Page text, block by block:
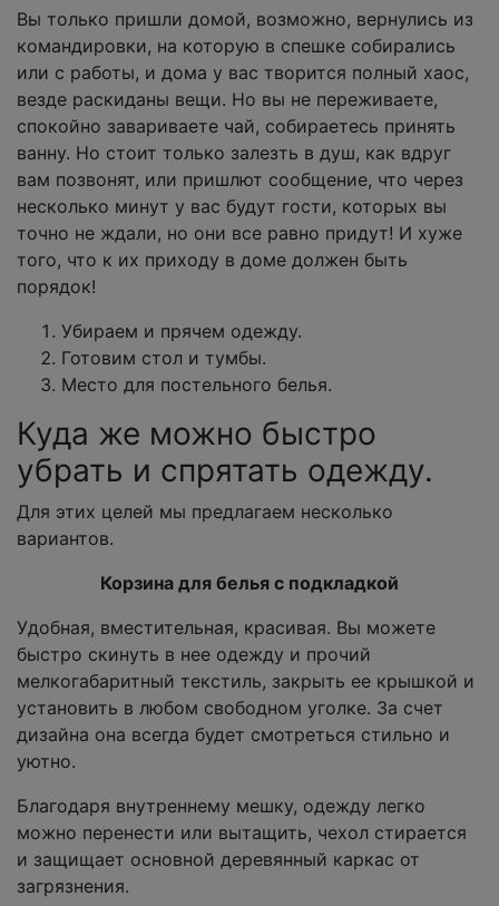
Вы только пришли домой, возможно, вернулись из
командировки, на которую в спешке собирались
или с работы, и дома у вас творится полный хаос,
везде раскиданы вещи. Но вы не переживаете,
спокойно завариваете чай, собираетесь принять
ванну. Но стоит только залезть в душ, как вдруг
вам позвонят, или пришлют сообщение, что через
несколько минут у вас будут гости, которых вы
точно не ждали, но они все равно придут! И хуже
того, что к их приходу в доме должен быть
порядок!
Убираем и прячем одежду.
Готовим стол и тумбы.
Место для постельного белья.
Куда же можно быстро
убрать и спрятать одежду.
Для этих целей мы предлагаем несколько
вариантов.
Корзина для белья с подкладкой
Удобная, вместительная, красивая. Вы можете
быстро скинуть в нее одежду и прочий
мелкогабаритный текстиль, закрыть ее крышкой и
установить в любом свободном уголке. За счет
дизайна она всегда будет смотреться стильно и
уютно.
Благодаря внутреннему мешку, одежду легко
можно перенести или вытащить, чехол стирается
и защищает основной деревянный каркас от
загрязнения.